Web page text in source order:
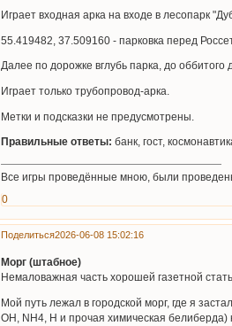
Играет входная арка на входе в лесопарк
55.419482, 37.509160 - парковка перед
Далее по дорожке вглубь парка, до
Играет только трубопровод-арка.
Метки и подсказки не предусмотрены.
Правильные ответы: банк, гост,
Все игры проведённые мною, были
0
Поделиться2026-06-08 15:02:16
Морг (штабное)
Немаловажная часть хорошей газетной
Мой путь лежал в городской морг, где я
OH, NH4, H и прочая химическая